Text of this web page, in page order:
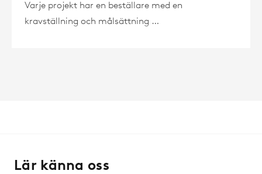
Varje projekt har en beställare med en
kravställning och målsättning …
Lär känna oss